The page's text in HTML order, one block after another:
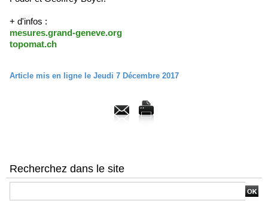
+ d'infos :
mesures.grand-geneve.org
topomat.ch
Article mis en ligne le Jeudi 7 Décembre 2017
Recherchez dans le site